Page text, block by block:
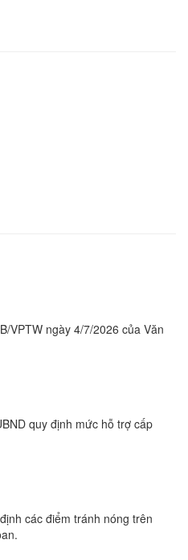
VPTW ngày 4/7/2026 của Văn
quy định mức hỗ trợ cấp
các điểm tránh nóng trên